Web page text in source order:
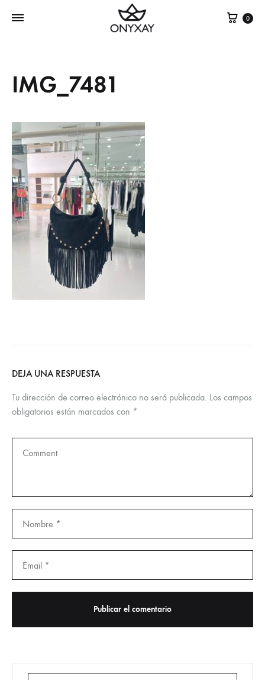
Cesta
0
IMG_7481
DEJA UNA RESPUESTA
Tu dirección de correo electrónico no será publicada. Los campos
obligatorios están marcados con *